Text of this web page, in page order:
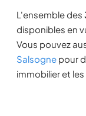
L'ensemble des
disponibles en
Vous pouvez
Salsogne pour
immobilier et